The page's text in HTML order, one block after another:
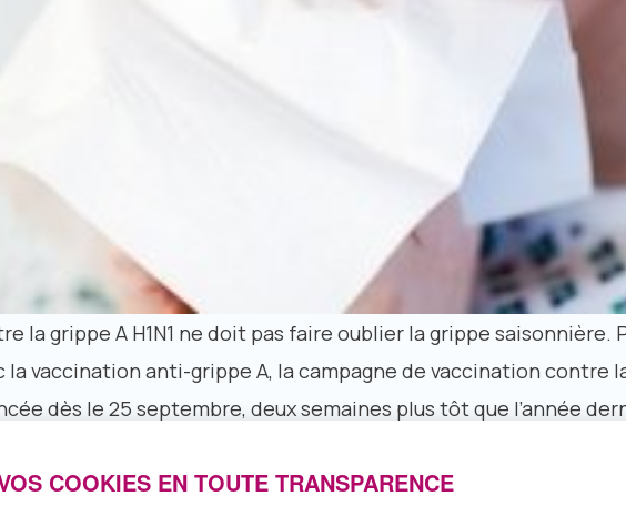
la grippe A H1N1 ne doit pas faire oublier la grippe saisonnière.
la vaccination anti-grippe A, la campagne de vaccination contre
dès le 25 septembre, deux semaines plus tôt que l’année
le Ministère de la santé lance la campagne de vaccination
COOKIES EN TOUTE TRANSPARENCE